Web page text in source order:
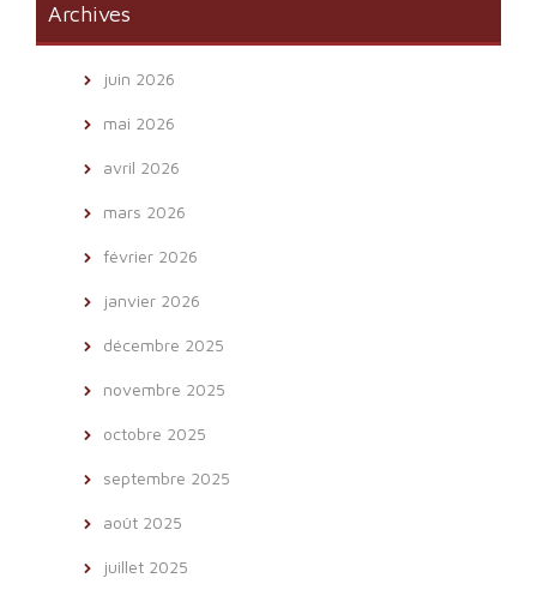
Archives
juin 2026
mai 2026
avril 2026
mars 2026
février 2026
janvier 2026
décembre 2025
novembre 2025
octobre 2025
septembre 2025
août 2025
juillet 2025